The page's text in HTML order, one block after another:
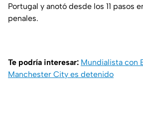
Portugal y anotó desde los 11 pasos
penales.
Te podría interesar: Mundialista con
Manchester City es detenido